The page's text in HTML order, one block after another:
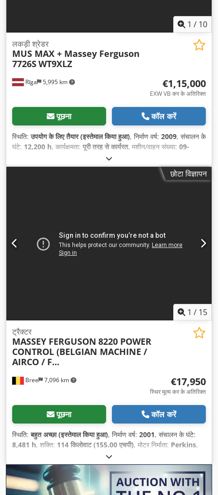
1 / 10
Rīga 5,995 km
लकड़ी श्रेडर
MUS MAX + Massey Ferguson
7726SWT9XLZ
€1,15,000
EXW VB कर के अतिरिक्त
पूछना कॉल करें
स्थिति:उपयोग के लिए तैयार (इस्तेमाल किया हुआ), निर्माण वर्ष: 2009, संचालन के
घंटे: 12,200 h, कार्यक्षमता: पूरी तरह से कार्यरत, मशीन/वाहन संख्या: 09-
छोटा विज्ञापन
1 / 15
Bree 7,096 km
ट्रैक्टर
MASSEY FERGUSON 8220 POWER
CONTROL (BELGIAN MACHINE /
AIRCO / F...
€17,950
स्थिर मूल्य कर के अतिरिक्त
पूछना कॉल करें
स्थिति:बहुत अच्छा (इस्तेमाल किया हुआ), निर्माण वर्ष: 2001, संचालन के घंटे:
8,481 h, शक्ति: 114 किलोवाट (155.00 एचपी), मोटर निर्माता: Perkins,
, प्रथम पंजीकरण:
कंडीशनिंग,